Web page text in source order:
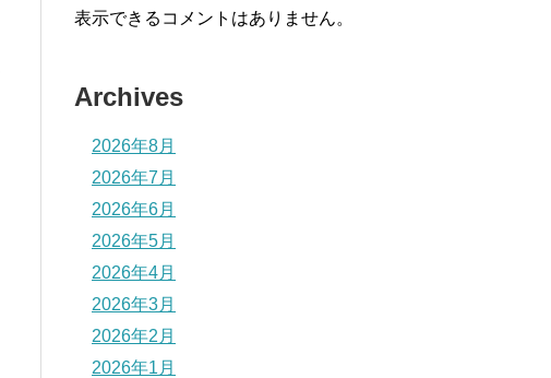
表示できるコメントはありません。
Archives
2026年8月
2026年7月
2026年6月
2026年5月
2026年4月
2026年3月
2026年2月
2026年1月